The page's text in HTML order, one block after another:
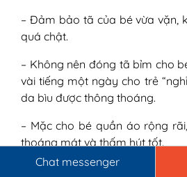
– Đảm bảo tã của bé vừa vặn,
quá chật.
– Không nên đóng tã bỉm cho
vài tiếng một ngày cho trẻ
da bìu được thông thoáng.
– Mặc cho bé quần áo rộng
thoáng mát và thấm hút tốt.
Chat messenger